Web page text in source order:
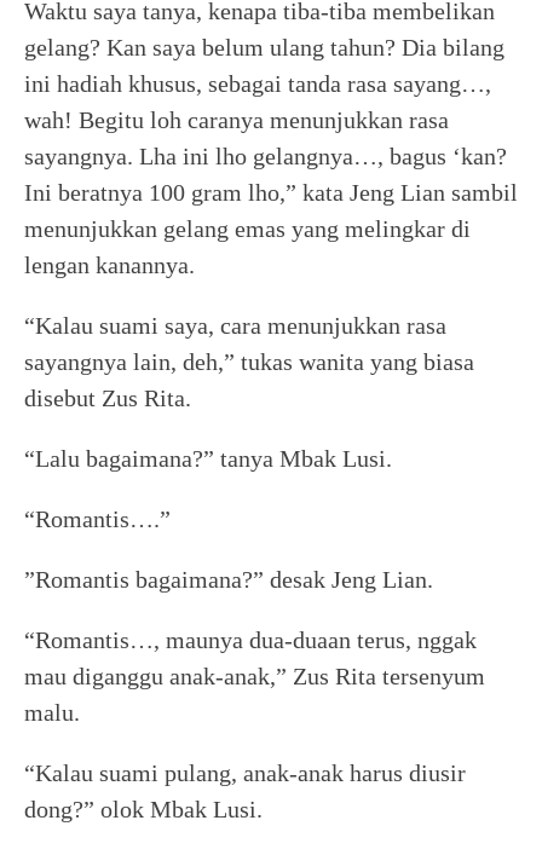
Waktu saya tanya, kenapa tiba-tiba membelikan
gelang? Kan saya belum ulang tahun? Dia bilang
ini hadiah khusus, sebagai tanda rasa sayang…,
wah! Begitu loh caranya menunjukkan rasa
sayangnya. Lha ini lho gelangnya…, bagus ‘kan?
Ini beratnya 100 gram lho,” kata Jeng Lian sambil
menunjukkan gelang emas yang melingkar di
lengan kanannya.
“Kalau suami saya, cara menunjukkan rasa
sayangnya lain, deh,” tukas wanita yang biasa
disebut Zus Rita.
“Lalu bagaimana?” tanya Mbak Lusi.
“Romantis….”
”Romantis bagaimana?” desak Jeng Lian.
“Romantis…, maunya dua-duaan terus, nggak
mau diganggu anak-anak,” Zus Rita tersenyum
malu.
“Kalau suami pulang, anak-anak harus diusir
dong?” olok Mbak Lusi.